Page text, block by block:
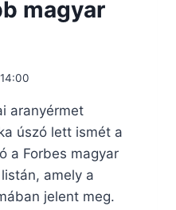
magyar
aranyérmet
úszó lett ismét a
a Forbes magyar
amely a
jelent meg.